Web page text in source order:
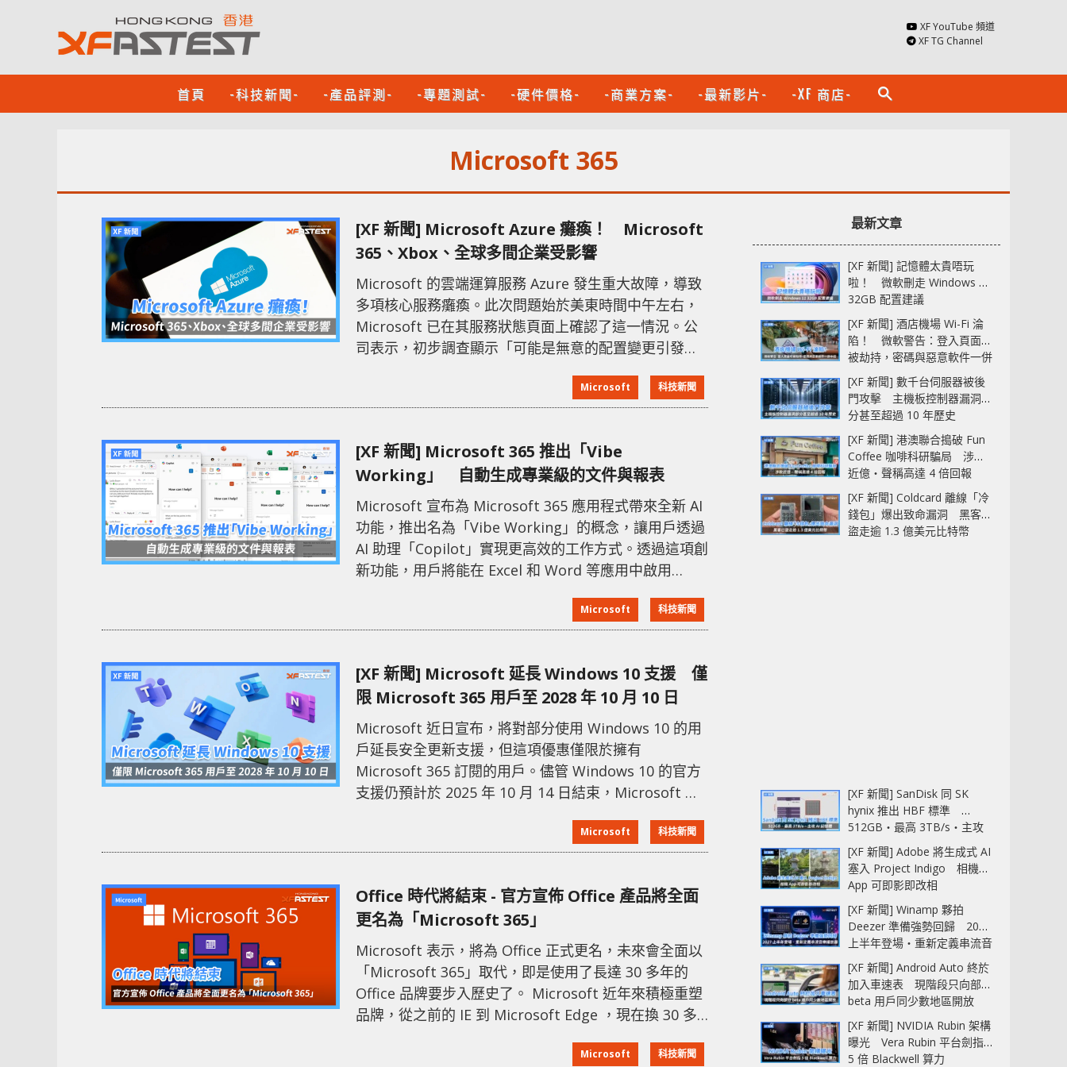
XF YouTube 頻道
XF TG Channel
首頁 -科技新聞- -產品評測- -專題測試- -硬件價格- -商業方案- -最新影片- -XF 商店- search
Microsoft 365
[XF 新聞] Microsoft Azure 癱瘓！ Microsoft
365、Xbox、全球多間企業受影響
Microsoft 的雲端運算服務 Azure 發生重大故障，導致
多項核心服務癱瘓。此次問題始於美東時間中午左右，
Microsoft 已在其服務狀態頁面上確認了這一情況。公
司表示，初步調查顯示「可能是無意的配置變更引發了
範圍廣泛，包括 Microsoft 365、Xbox 和 Minecraft
等 Microsoft 的核心服務。此外，其他依賴 Azure 雲端
此無法正常訪
Microsoft 科技新聞
[XF 新聞] Microsoft 365 推出「Vibe
Working」 自動生成專業級的文件與報表
Microsoft 宣布為 Microsoft 365 應用程式帶來全新 AI
功能，推出名為「Vibe Working」的概念，讓用戶透過
AI 助理「Copilot」實現更高效的工作方式。透過這項創
新功能，用戶將能在 Excel 和 Word 等應用中啟用
鬆分析數據並生成洞察力豐富的文件，應用範圍包括貸
Word 中可
Microsoft 科技新聞
[XF 新聞] Microsoft 延長 Windows 10 支援 僅
限 Microsoft 365 用戶至 2028 年 10 月 10 日
Microsoft 近日宣布，將對部分使用 Windows 10 的用
戶延長安全更新支援，但這項優惠僅限於擁有
Microsoft 365 訂閱的用戶。儘管 Windows 10 的官方
支援仍預計於 2025 年 10 月 14 日結束，Microsoft 將
PowerPoint 和 Outlook）提供額外的安全更新至 2028
年 10 月 10 日。 這項延長計劃主要針對尚未升級至
Microsoft 科技新聞
Office 時代將結束 - 官方宣佈 Office 產品將全面
更名為「Microsoft 365」
Microsoft 表示，將為 Office 正式更名，未來會全面以
「Microsoft 365」取代，即是使用了長達 30 多年的
Office 品牌要步入歷史了。 Microsoft 近年來積極重塑
品牌，從之前的 IE 到 Microsoft Edge ，現在換 30 多
品牌，此舉成為 Microsoft 歷來規模最大的品牌變更。
Microsoft 科技新聞
最新文章
[XF 新聞] 記憶體太貴唔玩
啦！ 微軟刪走 Windows 11
32GB 配置建議
[XF 新聞] 酒店機場 Wi-Fi 淪
陷！ 微軟警告：登入頁面可
被劫持，密碼與惡意軟件一併
中招
[XF 新聞] 數千台伺服器被後
門攻擊 主機板控制器漏洞部
分甚至超過 10 年歷史
[XF 新聞] 港澳聯合搗破 Fun
Coffee 咖啡科研騙局 涉款
近億‧聲稱高達 4 倍回報
[XF 新聞] Coldcard 離線「冷
錢包」爆出致命漏洞 黑客已
盜走逾 1.3 億美元比特幣
[XF 新聞] SanDisk 同 SK
hynix 推出 HBF 標準
512GB‧最高 3TB/s‧主攻
AI 記憶體
[XF 新聞] Adobe 將生成式 AI
塞入 Project Indigo 相機
App 可即影即改相
[XF 新聞] Winamp 夥拍
Deezer 準備強勢回歸 2027
上半年登場‧重新定義串流音
樂播放器
[XF 新聞] Android Auto 終於
加入車速表 現階段只向部分
beta 用戶同少數地區開放
[XF 新聞] NVIDIA Rubin 架構
曝光 Vera Rubin 平台劍指
5 倍 Blackwell 算力